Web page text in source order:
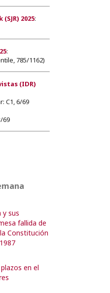
2025:
:
785/1162)
(IDR)
C1, 6/69
69
y sus
fallida de
Constitución
en el